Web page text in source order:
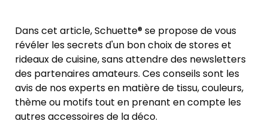
Dans cet article, Schuette® se propose de vous
révéler les secrets d'un bon choix de stores et
rideaux de cuisine, sans attendre des newsletters
des partenaires amateurs. Ces conseils sont les
avis de nos experts en matière de tissu, couleurs,
thème ou motifs tout en prenant en compte les
autres accessoires de la déco.